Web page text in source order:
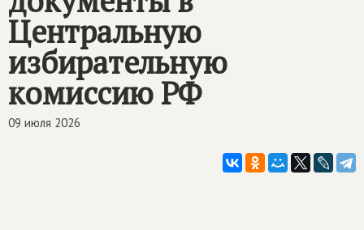
Центральную
избирательную
комиссию РФ
09 июля 2026